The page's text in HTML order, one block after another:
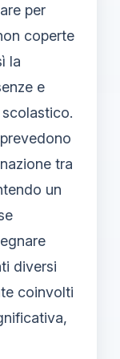
per
coperte
la
e
tra
un
diversi
coinvolti